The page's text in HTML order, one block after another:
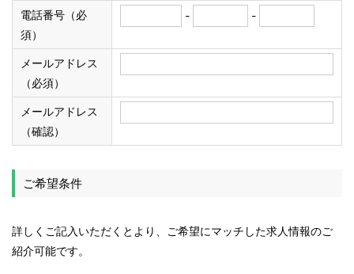
電話番号（必
須）
- -
メールアドレス
（必須）
メールアドレス
（確認）
ご希望条件
詳しくご記入いただくとより、ご希望にマッチした求人情報のご
紹介可能です。